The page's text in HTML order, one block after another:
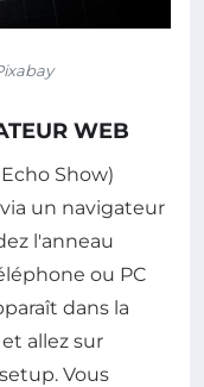
WEB
Show)
un navigateur
l'anneau
ou PC
dans la
allez sur
Vous